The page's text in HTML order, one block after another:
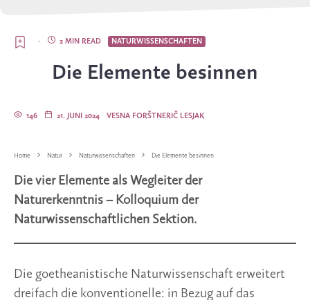
NATURWISSENSCHAFTEN
2 MIN READ
·
Die Elemente besinnen
VESNA FORŠTNERIČ LESJAK
21. JUNI 2024
146
Home Natur Naturwissenschaften Die Elemente besinnen
Die vier Elemente als Wegleiter der
Naturerkenntnis – Kolloquium der
Naturwissenschaftlichen Sektion.
Die goetheanistische Naturwissenschaft erweitert
dreifach die konventionelle: in Bezug auf das